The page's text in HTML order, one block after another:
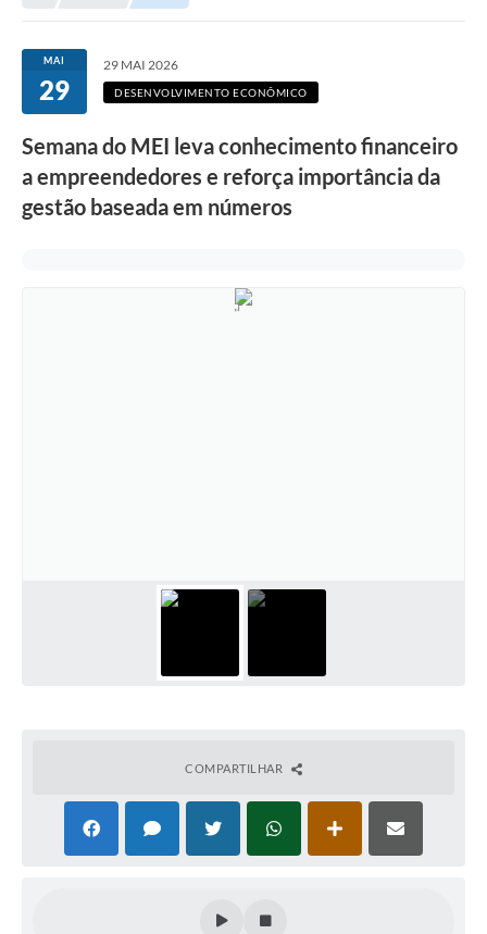
MAI
29
29 MAI 2026
DESENVOLVIMENTO ECONÔMICO
Semana do MEI leva conhecimento financeiro
a empreendedores e reforça importância da
gestão baseada em números
COMPARTILHAR